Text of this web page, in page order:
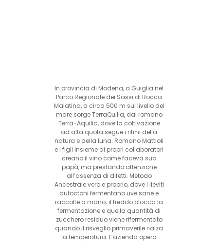
In provincia di Modena, a Guiglia nel
Parco Regionale dei Sassi di Rocca
Malatina, a circa 500 m sul livello del
mare sorge TerraQuilia, dal romano
Terra-Aquilia, dove la coltivazione
ad alta quota segue i ritmi della
natura e della luna. Romano Mattioli
e i figli insieme ai propri collaboratori
creano il vino come faceva suo
papà, ma prestando attenzione
all’assenza di difetti. Metodo
Ancestrale vero e proprio, dove i lieviti
autoctoni fermentano uve sane e
raccolte a mano; il freddo blocca la
fermentazione e quella quantità di
zucchero residuo viene rifermentato
quando il risveglio primaverile rialza
la temperatura. L’azienda opera